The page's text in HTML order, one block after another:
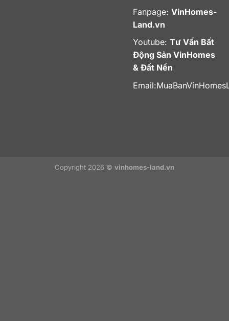
Fanpage: VinHomes-
Land.vn
Youtube: Tư Vấn Bất
Động Sản VinHomes
& Đất Nền
Email:
Copyright 2026 © vinhomes-land.vn